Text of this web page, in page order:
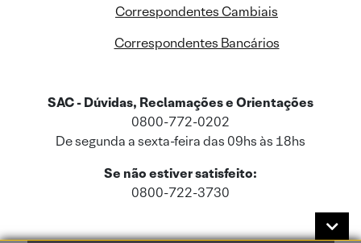
Correspondentes Cambiais
Correspondentes Bancários
SAC - Dúvidas, Reclamações e Orientações
0800-772-0202
De segunda a sexta-feira das 09hs às 18hs
Se não estiver satisfeito:
0800-722-3730